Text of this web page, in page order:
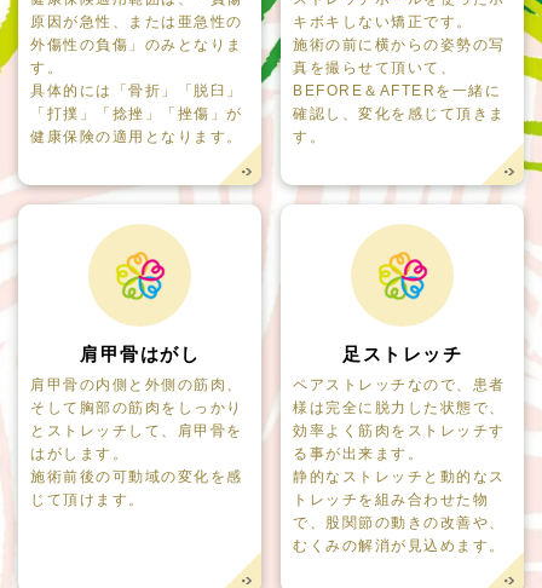
原因が急性、または亜急性の
外傷性の負傷」のみとなりま
す。
具体的には「骨折」「脱臼」
「打撲」「捻挫」「挫傷」が
健康保険の適用となります。
キボキしない矯正です。
施術の前に横からの姿勢の写
真を撮らせて頂いて、
BEFORE＆AFTERを一緒に
確認し、変化を感じて頂きま
す。
肩甲骨はがし
肩甲骨の内側と外側の筋肉、
そして胸部の筋肉をしっかり
とストレッチして、肩甲骨を
はがします。
施術前後の可動域の変化を感
じて頂けます。
足ストレッチ
ペアストレッチなので、患者
様は完全に脱力した状態で、
効率よく筋肉をストレッチす
る事が出来ます。
静的なストレッチと動的なス
トレッチを組み合わせた物
で、股関節の動きの改善や、
むくみの解消が見込めます。